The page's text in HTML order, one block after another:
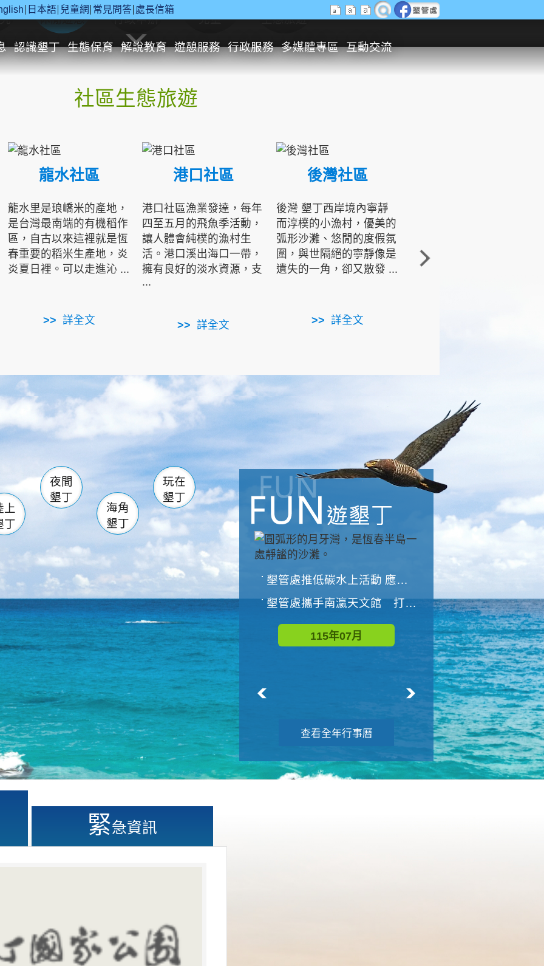
日本語 兒童網 常見問答 處長信箱
認識墾丁 生態保育 解說教育 遊憩服務 行政服務 多媒體專區 互動交流
休閒遊憩 行政申辦 兒童 生態旅遊
社區生態旅遊
龍水社區
龍水里是琅嶠米的產地，
是台灣最南端的有機稻作
區，自古以來這裡就是恆
春重要的稻米生產地，炎
炎夏日裡。可以走進沁 ...
詳全文
港口社區
港口社區漁業發達，每年
四至五月的飛魚季活動，
讓人體會純樸的漁村生
活。港口溪出海口一帶，
擁有良好的淡水資源，支
...
詳全文
後灣社區
後灣 墾丁西岸境內寧靜
而淳樸的小漁村，優美的
弧形沙灘、悠閒的度假氛
圍，與世隔絕的寧靜像是
遺失的一角，卻又散發 ...
詳全文
角的端點，冬季海浪拍打
著礁岸，旺盛的侵蝕作
南仁湖
滿州 佳樂水
森林遊樂區
墾管處遊客中心
社頂公園 風吹沙
船帆石 龍磐公園
香蕉灣 龍坑
鵝鑾鼻
上
丁
夜間
墾丁
海角
墾丁
玩在
墾丁
墾管處推低碳水上活動 應屆畢業生限額免費參加
墾管處攜手南瀛天文館 打造沉浸式天文探索營隊
115年07月
與國家公園有約-優游潮間
115年08月
查看全年行事曆
緊急資訊